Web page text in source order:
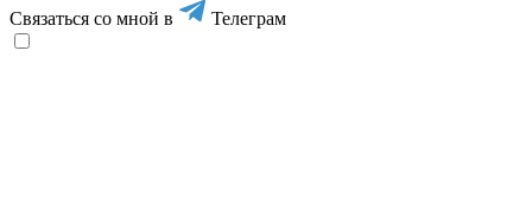
Связаться со мной в Телеграм